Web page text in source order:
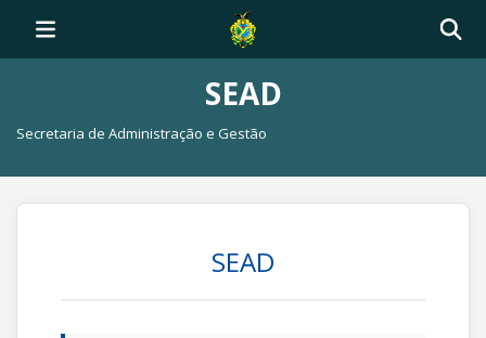
SEAD
Secretaria de Administração e Gestão
SEAD